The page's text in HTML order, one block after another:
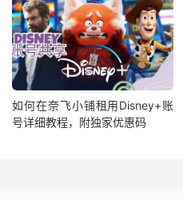
如何在奈飞小铺租用Disney+账
号详细教程，附独家优惠码